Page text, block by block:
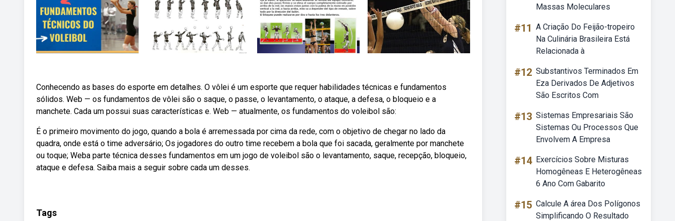
Conhecendo as bases do esporte em detalhes. O vôlei é um esporte que requer habilidades técnicas e fundamentos
sólidos. Web — os fundamentos de vôlei são o saque, o passe, o levantamento, o ataque, a defesa, o bloqueio e a
manchete. Cada um possui suas características e. Web — atualmente, os fundamentos do voleibol são:
É o primeiro movimento do jogo, quando a bola é arremessada por cima da rede, com o objetivo de chegar no lado da
quadra, onde está o time adversário; Os jogadores do outro time recebem a bola que foi sacada, geralmente por manchete
ou toque; Weba parte técnica desses fundamentos em um jogo de voleibol são o levantamento, saque, recepção, bloqueio,
ataque e defesa. Saiba mais a seguir sobre cada um desses.
Tags
Massas Moleculares
#11 A Criação Do Feijão-tropeiro
Na Culinária Brasileira Está
Relacionada à
#12 Substantivos Terminados Em
Eza Derivados De Adjetivos
São Escritos Com
#13 Sistemas Empresariais São
Sistemas Ou Processos Que
Envolvem A Empresa
#14 Exercícios Sobre Misturas
Homogêneas E Heterogêneas
6 Ano Com Gabarito
#15 Calcule A área Dos Polígonos
Simplificando O Resultado